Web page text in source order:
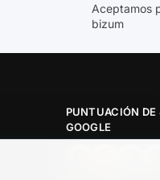
Aceptamos
bizum
PUNTUACIÓN DE
GOOGLE